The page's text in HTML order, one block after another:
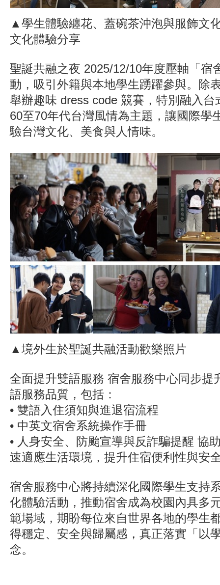
▲學生體驗纏花、蓋碗茶沖泡與服飾文
文化體驗分享
聖誕共融之夜 2025/12/10年度壓軸「宿
動，吸引外籍與本地學生踴躍參與。除
舉辦趣味 dress code 競賽，特別融入台
60至70年代台灣風情為主題，讓國際學
驗台灣文化、美食與人情味。
▲境外生於聖誕共融活動歡樂照片
全面提升雙語服務 宿舍服務中心同步提
語服務品質，包括：
• 雙語入住須知與進退宿流程
• 中英文宿舍系統操作手冊
• 人身安全、防颱宣導與反詐騙提醒 協
速適應生活環境，提升住宿便利性與安
宿舍服務中心將持續深化國際學生支持
化體驗活動，推動宿舍成為校園內具多
範場域，期盼每位來自世界各地的學生
得穩定、安全與歸屬感，真正落實「以
念。